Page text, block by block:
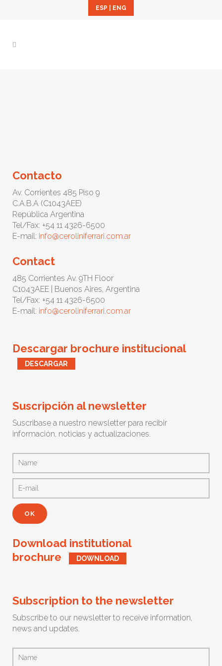
ESP ENG
Contacto
Av. Corrientes 485 Piso 9
C.A.B.A (C1043AEE)
República Argentina
Tel/Fax: +54 11 4326-6500
E-mail: info@ceroliniferrari.com.ar
Contact
485 Corrientes Av. 9TH Floor
C1043AEE | Buenos Aires, Argentina
Tel/Fax: +54 11 4326-6500
E-mail: info@ceroliniferrari.com.ar
Descargar brochure institucional
DESCARGAR
Suscripción al newsletter
Suscribase a nuestro newsletter para recibir
información, noticias y actualizaciones.
Download institutional
brochure
DOWNLOAD
Subscription to the newsletter
Subscribe to our newsletter to receive information,
news and updates.